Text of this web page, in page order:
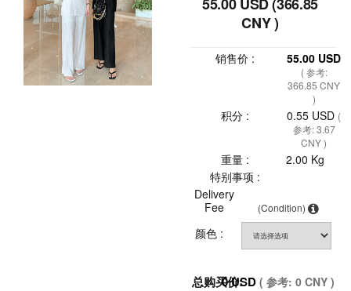
CNY )
销售价 : 55.00 USD
( 参考:
366.85 CNY
)
积分 : 0.55 USD (
参考: 3.67
CNY )
重量 :
2.00 Kg
特别事项 :
Delivery
Fee
(Condition)
颜色 :
总购买价:
0USD( 参考:0 CNY )